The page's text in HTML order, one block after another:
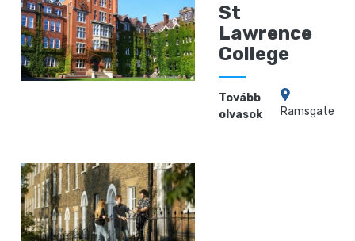
St
Lawrence
College
Tovább
olvasok
Ramsgate